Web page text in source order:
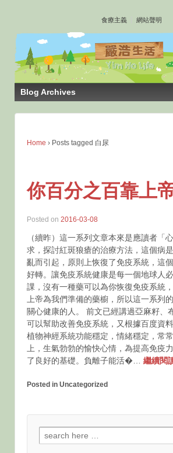
TO
MAIN
CONTENT
食療主義 網站聲明
Blog Archives
Home › Posts tagged 白尿
你百分之百靠上
Posted on 2016-03-08
（續昨）這一系列文章本來是應讀者「
求，探討紅斑狼瘡的治療方法，這個病
亂而引起，原則上恢復了免疫系統，這
好轉。讓免疫系統健康是每一個地球人
課，沒有一種藥可以為你恢復免疫系統
上帝為我們準備的藥櫥，所以這一系列
關心健康的人。 前文已經講過亞麻籽、
可以幫助改善免疫系統，又根據百度資
植物神經系統功能穩定，情緒穩定，常
上，生氣勃勃的愉快心情，為提高免疫
了良好的基礎。負離子能活�… 繼續閱
Posted in Uncategorized
Search
for: